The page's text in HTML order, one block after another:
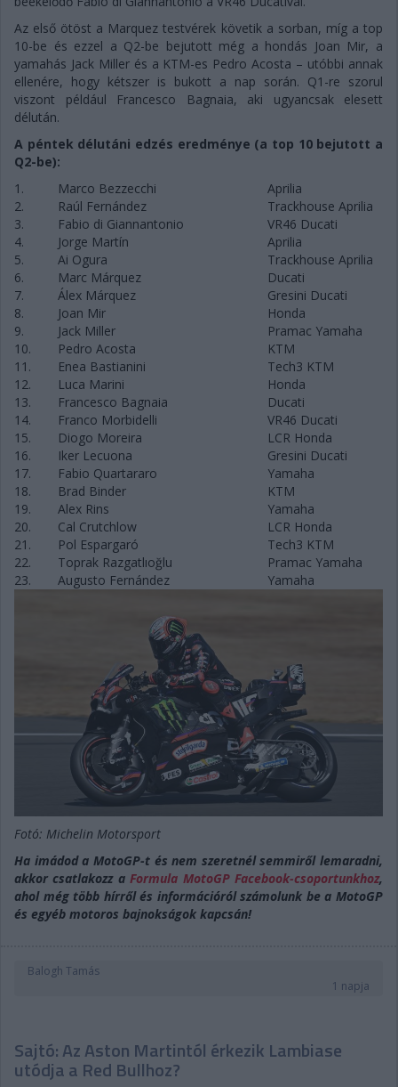
Az első ötöst a Marquez testvérek követik a sorban, míg a top
10-be és ezzel a Q2-be bejutott még a hondás Joan Mir, a
yamahás Jack Miller és a KTM-es Pedro Acosta – utóbbi annak
ellenére, hogy kétszer is bukott a nap során. Q1-re szorul
viszont például Francesco Bagnaia, aki ugyancsak elesett
délután.
A péntek délutáni edzés eredménye (a top 10 bejutott a
Q2-be):
1.
Marco Bezzecchi
Aprilia
2.
Raúl Fernández
Trackhouse Aprilia
3.
Fabio di Giannantonio
VR46 Ducati
4.
Jorge Martín
Aprilia
5.
Ai Ogura
Trackhouse Aprilia
6.
Marc Márquez
Ducati
7.
Álex Márquez
Gresini Ducati
8.
Joan Mir
Honda
9.
Jack Miller
Pramac Yamaha
10.
Pedro Acosta
KTM
11.
Enea Bastianini
Tech3 KTM
12.
Luca Marini
Honda
13.
Francesco Bagnaia
Ducati
14.
Franco Morbidelli
VR46 Ducati
15.
Diogo Moreira
LCR Honda
16.
Iker Lecuona
Gresini Ducati
17.
Fabio Quartararo
Yamaha
18.
Brad Binder
KTM
19.
Alex Rins
Yamaha
20.
Cal Crutchlow
LCR Honda
21.
Pol Espargaró
Tech3 KTM
22.
Toprak Razgatlıoğlu
Pramac Yamaha
23.
Augusto Fernández Yamaha
Fotó: Michelin Motorsport
Ha imádod a MotoGP-t és nem szeretnél semmiről lemaradni,
akkor csatlakozz a Formula MotoGP Facebook-csoportunkhoz,
ahol még több hírről és információról számolunk be a MotoGP
és egyéb motoros bajnokságok kapcsán!
Balogh Tamás
1 napja
Sajtó: Az Aston Martintól érkezik Lambiase
utódja a Red Bullhoz?